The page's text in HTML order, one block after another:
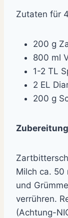
Zutaten für
200 g
800 ml
1-2 TL
2 EL
200 g
Zubereitung
Milch ca. 50
und
verrühren.
(Achtung-